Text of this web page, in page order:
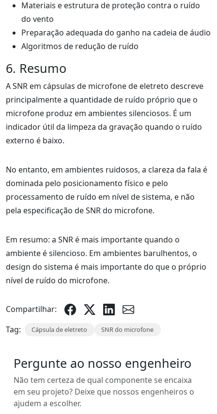
Materiais e estrutura de proteção contra o ruído
do vento
Preparação adequada do ganho na cadeia de áudio
Algoritmos de redução de ruído
6. Resumo
A SNR em cápsulas de microfone de eletreto descreve
principalmente a quantidade de ruído próprio que o
microfone produz em ambientes silenciosos. É um
indicador útil da limpeza da gravação quando o ruído
externo é baixo.
No entanto, em ambientes ruidosos, a clareza da fala é
dominada pelo posicionamento físico e pelo
processamento de ruído em nível de sistema, e não
pela especificação de SNR do microfone.
Em resumo: a SNR é mais importante quando o
ambiente é silencioso. Em ambientes barulhentos, o
design do sistema é mais importante do que o próprio
nível de ruído do microfone.
Compartilhar:
Tag:
Cápsula de eletreto SNR do microfone
Pergunte ao nosso engenheiro
Não tem certeza de qual componente se encaixa
em seu projeto? Deixe que nossos engenheiros o
ajudem a escolher.